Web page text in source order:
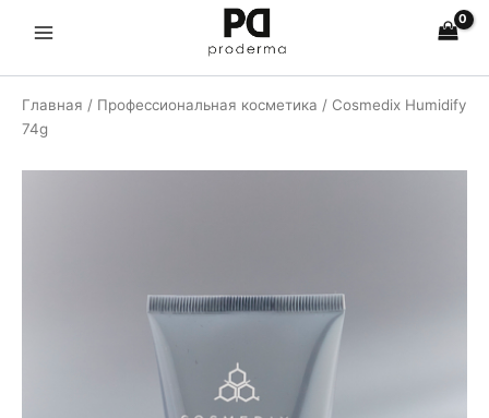
Главная / Профессиональная косметика / Cosmedix Humidify
74g
74g